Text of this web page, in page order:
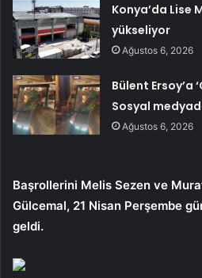
Konya’da Lise
yükseliyor
Ağustos 6, 2026
Bülent Ersoy’a
Sosyal
Ağustos 6, 2026
Başrollerini Melis Sezen ve Murat
Gülcemal, 21 Nisan Perşembe
geldi.